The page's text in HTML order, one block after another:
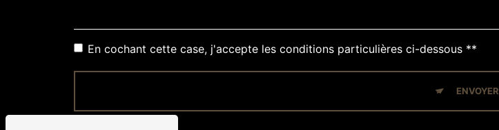
En cochant cette case, j'accepte les conditions particulières ci-dessous **
ENVOYER